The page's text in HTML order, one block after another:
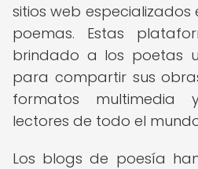
sitios web
poemas. Estas
brindado a los poetas
para compartir sus
formatos multimedia
lectores de todo el
Los blogs de poesía